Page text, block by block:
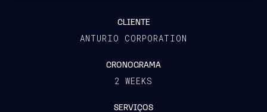
CLIENTE
ANTURIO CORPORATION
CRONOGRAMA
2 WEEKS
SERVIÇOS